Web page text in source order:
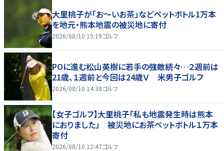
大里桃子が「お～いお茶」などペットボトル1万本
を地元・熊本地震の被災地に寄付
2026/08/10 15:19ゴルフ
POに進む松山英樹に若手の強敵続々…２週前は
21歳、１週前と今回は24歳Ｖ 米男子ゴルフ
2026/08/10 14:38ゴルフ
【女子ゴルフ】大里桃子「私も地震発生時は熊本
におりました」 被災地にお茶ペットボトル１万本
寄付
2026/08/10 12:47ゴルフ